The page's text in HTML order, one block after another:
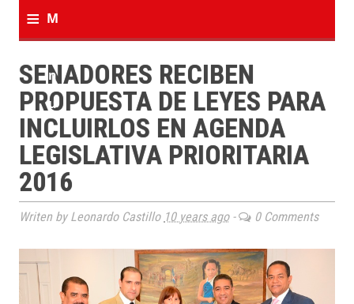
≡ M
e
n
u
SENADORES RECIBEN
PROPUESTA DE LEYES PARA
INCLUIRLOS EN AGENDA
LEGISLATIVA PRIORITARIA
2016
Writen by Leonardo Castillo 10 years ago- 0 Comments